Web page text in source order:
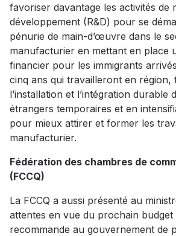
favoriser davantage les activités de
développement (R&D) pour se
pénurie de main-d’œuvre dans le
manufacturier en mettant en place
financier pour les immigrants
cinq ans qui travailleront en région,
l’installation et l’intégration durable
étrangers temporaires et en
pour mieux attirer et former les
manufacturier.
Fédération des chambres de
(FCCQ)
La FCCQ a aussi présenté au
attentes en vue du prochain budget
recommande au gouvernement de